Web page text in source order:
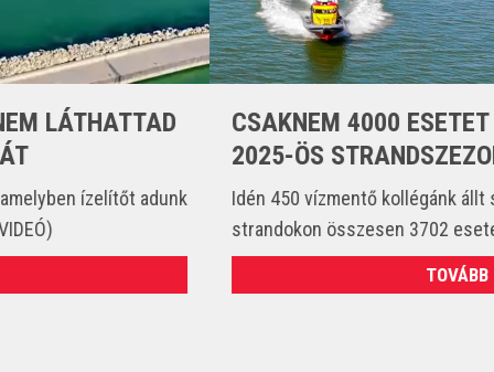
CSAKNEM 4000 ESETET LÁTTUNK EL A
2025-ÖS STRANDSZEZONBAN
Idén 450 vízmentő kollégánk állt szolgálatba és csak a
strandokon összesen 3702 esetet látott el. (VIDEÓ)